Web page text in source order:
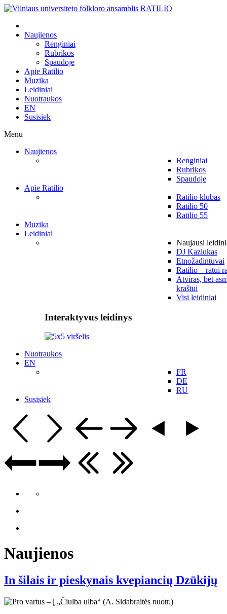
Naujienos
Renginiai
Rubrikos
Spaudoje
Apie Ratilio
Muzika
Leidiniai
Nuotraukos
EN
Susisiek
Menu
Naujienos
Renginiai
Rubrikos
Spaudoje
Apie Ratilio
Ratilio klubas
Ratilio 50
Ratilio 55
Muzika
Leidiniai
Naujausi
DJ Kaziukas
Etnožadintuvai
Ratilio – ratui
Atviras, bet
kraštui
Visi leidiniai
Interaktyvus leidinys
Nuotraukos
EN
FR
DE
RU
Susisiek
Naujienos
In šilais ir pieskynais kvepiancių Dzūkijų